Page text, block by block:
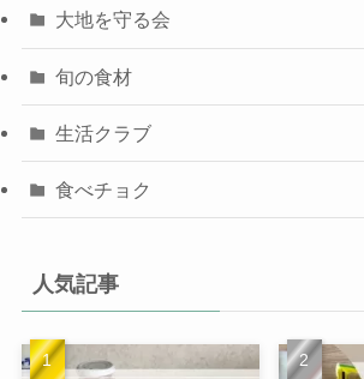
大地を守る会
旬の食材
生活クラブ
食べチョク
人気記事